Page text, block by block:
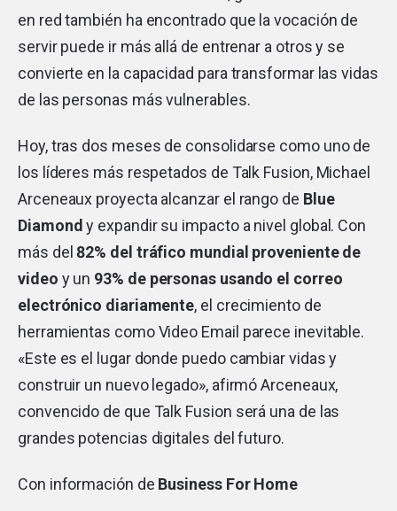
en red también ha encontrado que la vocación de
servir puede ir más allá de entrenar a otros y se
convierte en la capacidad para transformar las vidas
de las personas más vulnerables.
Hoy, tras dos meses de consolidarse como uno de
los líderes más respetados de Talk Fusion, Michael
Arceneaux proyecta alcanzar el rango de Blue
Diamondy expandir su impacto a nivel global. Con
más del82% del tráfico mundial proveniente de
video y un 93% de personas usando el correo
electrónico diariamente, el crecimiento de
herramientas como Video Email parece inevitable.
«Este es el lugar donde puedo cambiar vidas y
construir un nuevo legado», afirmó Arceneaux,
convencido de que Talk Fusion será una de las
grandes potencias digitales del futuro.
Con información de Business For Home